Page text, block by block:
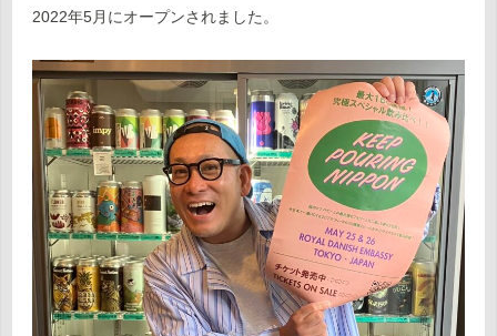
2022年5月にオープンされました。